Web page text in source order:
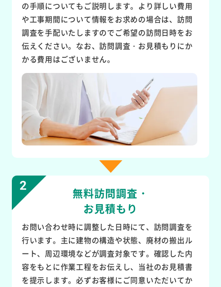
の手順についてもご説明します。より詳しい費用
や工事期間について情報をお求めの場合は、訪問
調査を手配いたしますのでご希望の訪問日時をお
伝えください。なお、訪問調査・お見積もりにか
かる費用はございません。
無料訪問調査・
お見積もり
お問い合わせ時に調整した日時にて、訪問調査を
行います。主に建物の構造や状態、廃材の搬出ル
ート、周辺環境などが調査対象です。確認した内
容をもとに作業工程をお伝えし、当社のお見積書
を提示します。必ずお客様にご同意いただいてか